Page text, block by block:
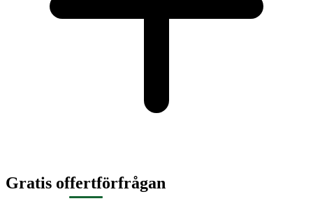
Gratis offertförfrågan